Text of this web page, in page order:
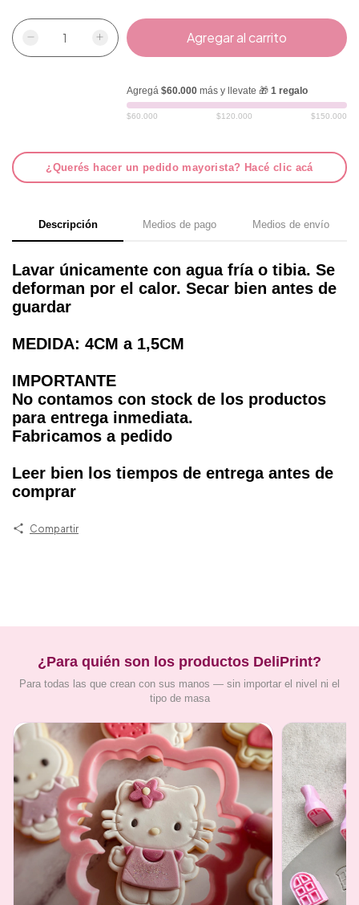
Agregá $60.000más y llevate 🎁 1 regalo
$60.000 $120.000 $150.000
¿Querés hacer un pedido mayorista? Hacé clic acá
Descripción Medios de pago Medios de envío
Lavar únicamente con agua fría o tibia. Se
deforman por el calor. Secar bien antes de
guardar
MEDIDA: 4CM a 1,5CM
IMPORTANTE
No contamos con stock de los productos
para entrega inmediata.
Fabricamos a pedido
Leer bien los tiempos de entrega antes de
comprar
Compartir
¿Para quién son los productos DeliPrint?
Para todas las que crean con sus manos — sin importar el nivel ni el
tipo de masa